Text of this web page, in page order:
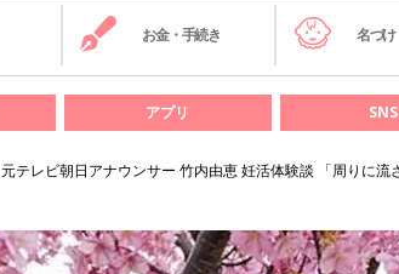
お金・手続き 名づけ
アプリ SNS
元テレビ朝日アナウンサー 竹内由恵 妊活体験談 「周りに流